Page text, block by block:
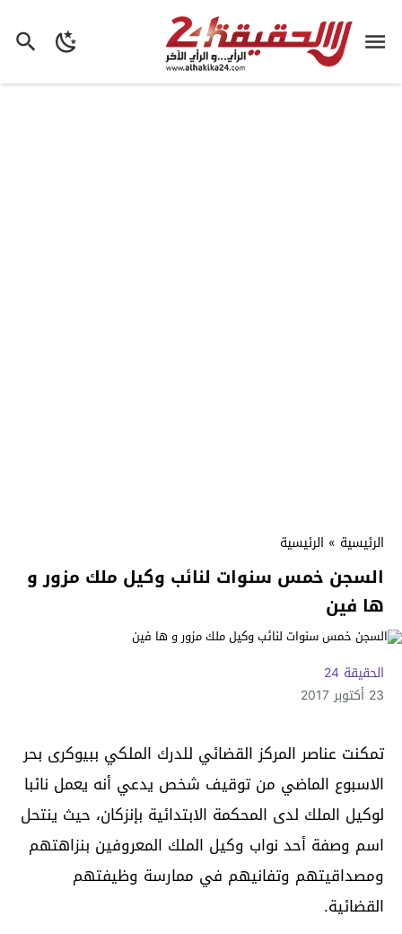
الرئيسية » الرئيسية
السجن خمس سنوات لنائب وكيل ملك مزور و
ها فين
الحقيقة 24
23 أكتوبر 2017
تمكنت عناصر المركز القضائي للدرك الملكي ببيوكرى بحر
الاسبوع الماضي من توقيف شخص يدعي أنه يعمل نائبا
لوكيل الملك لدى المحكمة الابتدائية بإنزكان، حيث ينتحل
اسم وصفة أحد نواب وكيل الملك المعروفين بنزاهتهم
ومصداقيتهم وتفانيهم في ممارسة وظيفتهم
القضائية.